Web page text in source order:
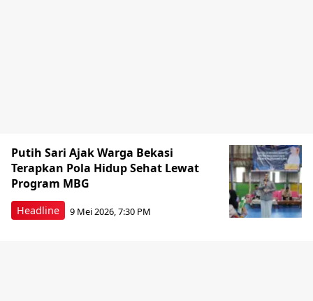
Headline
Putih Sari Ajak Warga Bekasi
Terapkan Pola Hidup Sehat Lewat
Program MBG
9 Mei 2026, 7:30 PM